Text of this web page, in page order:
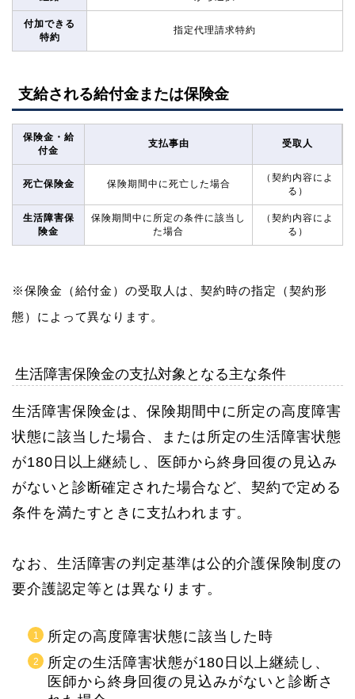
付加できる
特約
指定代理請求特約
支給される給付金または保険金
保険金・給
付金
支払事由 受取人
死亡保険金 保険期間中に死亡した場合
（契約内容によ
る）
生活障害保
険金
保険期間中に所定の条件に該当し
た場合
（契約内容によ
る）
※保険金（給付金）の受取人は、契約時の指定（契約形
態）によって異なります。
生活障害保険金の支払対象となる主な条件
生活障害保険金は、保険期間中に所定の高度障害
状態に該当した場合、または所定の生活障害状態
が180日以上継続し、医師から終身回復の見込み
がないと診断確定された場合など、契約で定める
条件を満たすときに支払われます。
なお、生活障害の判定基準は公的介護保険制度の
要介護認定等とは異なります。
所定の高度障害状態に該当した時
所定の生活障害状態が180日以上継続し、
医師から終身回復の見込みがないと診断さ